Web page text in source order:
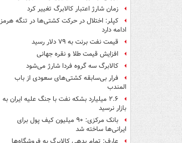
زمان شارژ اعتبار کالابرگ تغییر کرد
کپلر: اختلال در حرکت کشتی‌ها در تنگه هرمز
ادامه دارد
قیمت نفت برنت به ۷۹ دلار رسید
افزایش قیمت طلا و نقره جهانی
کالابرگ سه گروه فردا شارژ می‌شود
فرار بی‌سابقه کشتی‌های سعودی از باب
المندب
۲.۶ میلیارد بشکه نفت با جنگ علیه ایران به
بازار نرسید
بانک مرکزی: ۹۰ میلیون کیف پول برای
ایرانی‌ها ساخته شد